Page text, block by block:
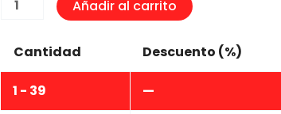
REGALO
DISEÑOS
SURTIDOS
Añadir al carrito
Cantidad Descuento (%)
1 - 39 —